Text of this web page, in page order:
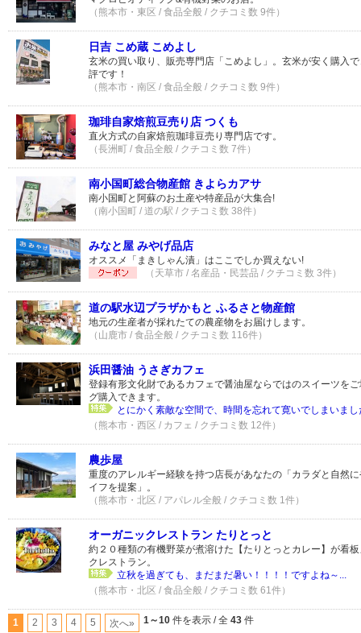
（熊本市・東区 / 食品全般 / クチコミ数 9件）
日吉 こめ蔵 こめよし
玄米の買い取り、販売専門店「こめよし」。玄米が安く購入
評です！
（熊本市・南区 / 食品全般 / クチコミ数 9件）
珈琲自家焙煎豆売り店 つくも
直火方式の自家焙煎珈琲豆売り専門店です。
（長洲町 / 食品全般 / クチコミ数 7件）
南小国町総合物産館 きよらカアサ
南小国町と阿蘇のお土産や特産品が大集合!
（南小国町 / 道の駅 / クチコミ数 38件）
みなと屋 みやげ品店
オススメ「まきしゃん漬」はここでしか買えない!
（天草市 / 名産品・民芸品 / クチコミ数 3件）
道の駅水辺プラザかもと ふるさと物産館
地元の生産者が採れたての農産物をお届けします。
（山鹿市 / 食品全般 / クチコミ数 116件）
浜田醤油 うさぎカフェ
登録有形文化財であるカフェで醤油屋ならではのスイーツを
グ購入できます。
とにかく素敵な空間で、時間を忘れて寛いでしまいま
（熊本市・西区 / カフェ / クチコミ数 12件）
農歩屋
重度のアレルギー経験を持つ店長があなたの「カラダと自然
イフを提案」。
（熊本市・北区 / アパレル全般 / クチコミ数 1件）
オーガニックレストラン たりとっと
約２０種類の有機野菜が煮溶けた【たりとっとカレー】が看
クレストラン。
立秋を過ぎても、まだまだ暑い！！！！ですよね～...
（熊本市・北区 / 食品全般 / クチコミ数 61件）
1 2 3 4 5 次へ» 1～10 件を表示 / 全 43 件